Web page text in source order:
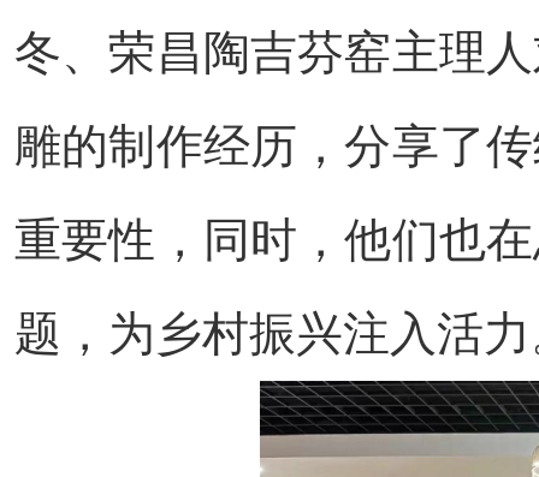
冬、荣昌陶吉芬窑主理
雕的制作经历，分享了
重要性，同时，他们也
题，为乡村振兴注入活